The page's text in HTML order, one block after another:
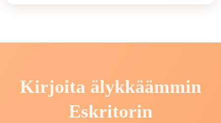
Kirjoita älykkäämmin
Eskritorin